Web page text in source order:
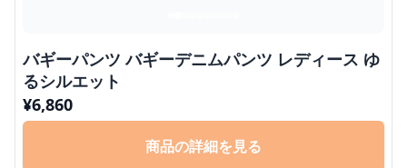
バギーパンツ バギーデニムパンツ レディース ゆ
るシルエット
¥6,860
商品の詳細を見る